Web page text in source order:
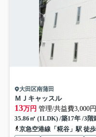
大田区南蒲田
ＭＪキャッスル
13万円 管理/共益費3,000円
35.86㎡ (1LDK) /築17年 /3階
京急空港線「糀谷」駅 徒